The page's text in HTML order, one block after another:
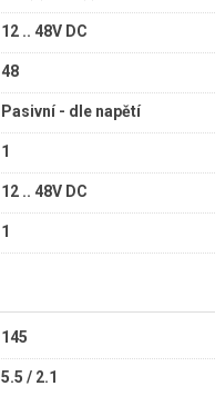
12 .. 48V DC
48
Pasivní - dle napětí
1
12 .. 48V DC
1
145
5.5 / 2.1